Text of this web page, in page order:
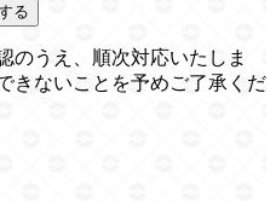
る
のうえ、順次対応いたしま
きないことを予めご了承くだ